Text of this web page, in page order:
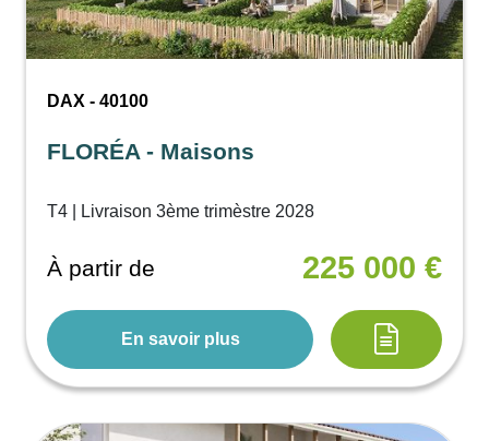
DAX - 40100
FLORÉA - Maisons
T4 | Livraison 3ème trimèstre 2028
À partir de 225 000 €
En savoir plus